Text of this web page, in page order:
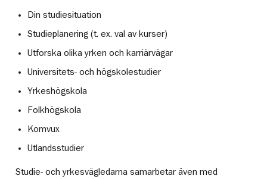
Din studiesituation
Studieplanering (t. ex. val av kurser)
Utforska olika yrken och karriärvägar
Universitets- och högskolestudier
Yrkeshögskola
Folkhögskola
Komvux
Utlandsstudier
Studie- och yrkesvägledarna samarbetar även med